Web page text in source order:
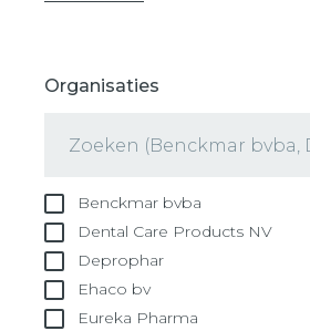
Organisaties
Benckmar bvba
Dental Care Products NV
Deprophar
Ehaco bv
Eureka Pharma